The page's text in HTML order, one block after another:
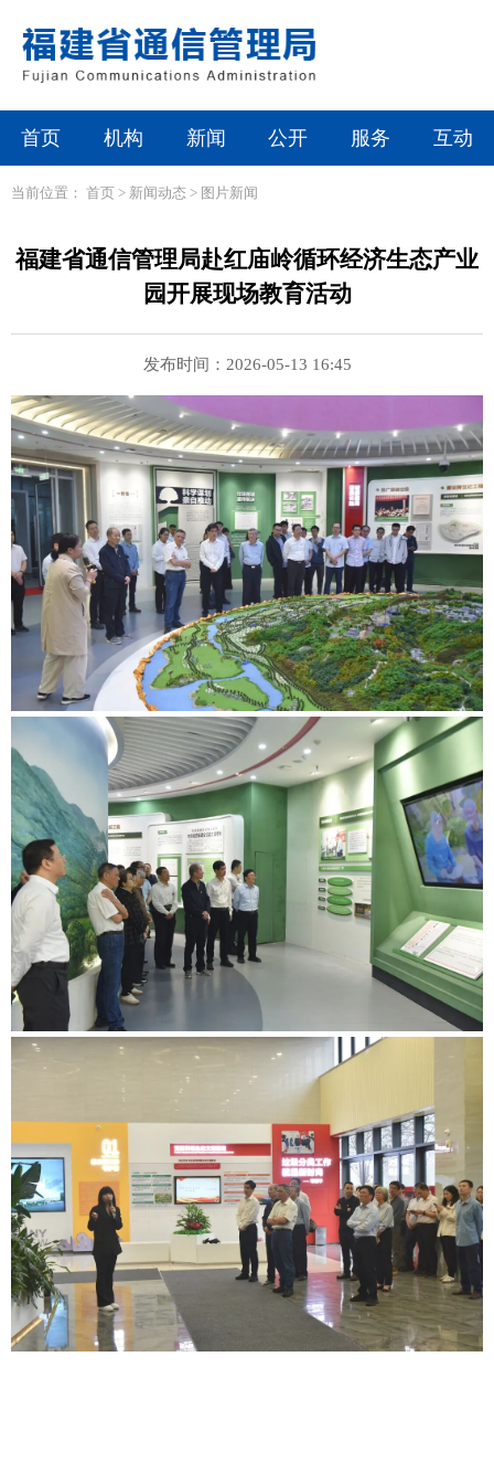
首页 机构 新闻 公开 服务 互动
当前位置： 首页 > 新闻动态 > 图片新闻
福建省通信管理局赴红庙岭循环经济生态产业
园开展现场教育活动
发布时间：2026-05-13 16:45